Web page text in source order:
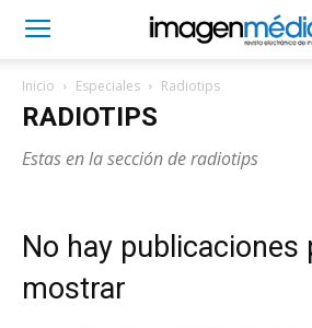
Inicio Especiales Radiotips
RADIOTIPS
Estas en la sección de radiotips
No hay publicaciones
mostrar